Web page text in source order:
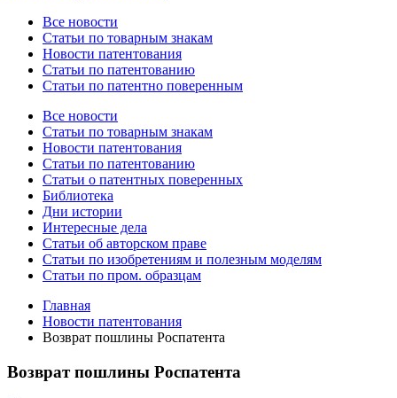
Все новости
Статьи по товарным знакам
Новости патентования
Статьи по патентованию
Статьи по патентно поверенным
Все новости
Статьи по товарным знакам
Новости патентования
Статьи по патентованию
Статьи о патентных поверенных
Библиотека
Дни истории
Интересные дела
Статьи об авторском праве
Статьи по изобретениям и полезным моделям
Статьи по пром. образцам
Главная
Новости патентования
Возврат пошлины Роспатента
Возврат пошлины Роспатента